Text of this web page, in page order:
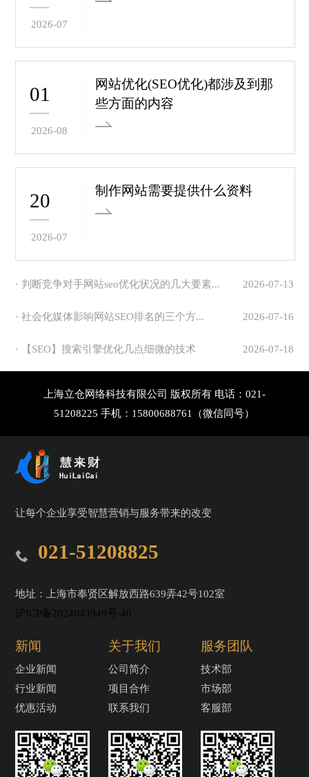
2026-07
01
2026-08
网站优化(SEO优化)都涉及到那
些方面的内容
20
2026-07
制作网站需要提供什么资料
2026-07-13
· 判断竞争对手网站seo优化状况的几大要素...
2026-07-16
· 社会化媒体影响网站SEO排名的三个方...
2026-07-18
· 【SEO】搜索引擎优化几点细微的技术
上海立仓网络科技有限公司 版权所有 电话：021-
51208225 手机：15800688761（微信同号）
让每个企业享受智慧营销与服务带来的改变
021-51208825
地址：上海市奉贤区解放西路639弄42号102室
沪ICP备2024043949号-40
新闻
企业新闻
行业新闻
优惠活动
关于我们
公司简介
项目合作
联系我们
服务团队
技术部
市场部
客服部